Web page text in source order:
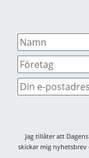
Jag tillåter att
skickar mig